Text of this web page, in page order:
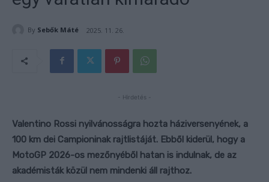
By Sebők Máté 2025. 11. 26.
- Hirdetés -
Valentino Rossi nyilvánosságra hozta háziversenyének, a
100 km dei Campioninak rajtlistáját. Ebből kiderül, hogy a
MotoGP 2026-os mezőnyéből hatan is indulnak, de az
akadémisták közül nem mindenki áll rajthoz.